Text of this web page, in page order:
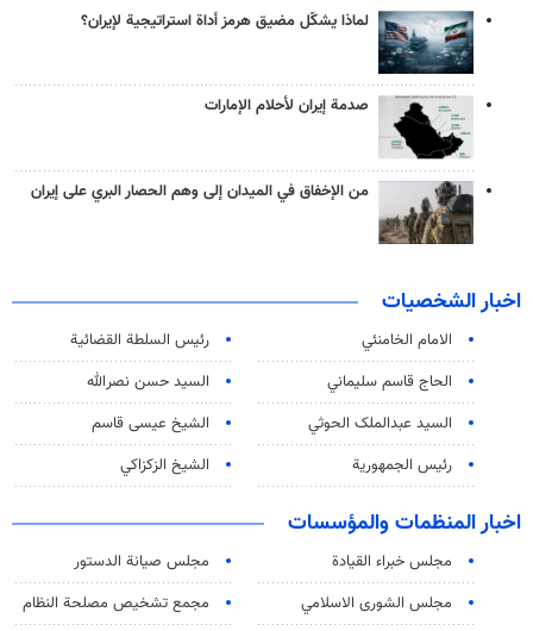
لماذا يشكّل مضيق هرمز أداة استراتيجية لإيران؟
صدمة إيران لأحلام الإمارات
من الإخفاق في الميدان إلى وهم الحصار البري على إيران
اخبار الشخصيات
الامام الخامنئي
رئیس السلطة القضائیة
الحاج قاسم سليماني
السيد حسن نصرالله
السید عبدالملک الحوثي
الشيخ عيسى قاسم
رئيس الجمهورية
الشيخ الزكزاكي
اخبار المنظمات والمؤسسات
مجلس خبراء القيادة
مجلس صيانة الدستور
مجلس الشورى الاسلامي
مجمع تشخيص مصلحة النظام